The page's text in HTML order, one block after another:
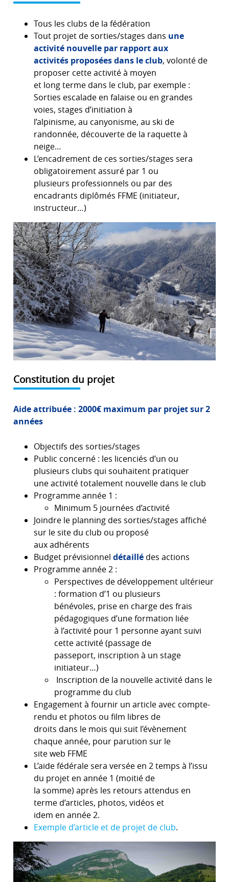
Tous les clubs de la fédération
Tout projet de sorties/stages dans une
activité nouvelle par rapport aux
activités proposées dans le club, volonté de
proposer cette activité à moyen
et long terme dans le club, par exemple :
Sorties escalade en falaise ou en grandes
voies, stages d’initiation à
l’alpinisme, au canyonisme, au ski de
randonnée, découverte de la raquette à
neige…
L’encadrement de ces sorties/stages sera
obligatoirement assuré par 1 ou
plusieurs professionnels ou par des
encadrants diplômés FFME (initiateur,
instructeur…)
Constitution du projet
Aide attribuée : 2000€ maximum par projet sur 2
années
Objectifs des sorties/stages
Public concerné : les licenciés d’un ou
plusieurs clubs qui souhaitent pratiquer
une activité totalement nouvelle dans le club
Programme année 1 :
Minimum 5 journées d’activité
Joindre le planning des sorties/stages affiché
sur le site du club ou proposé
aux adhérents
Budget prévisionnel détaillé des actions
Programme année 2 :
Perspectives de développement ultérieur
: formation d’1 ou plusieurs
bénévoles, prise en charge des frais
pédagogiques d’une formation liée
à l’activité pour 1 personne ayant suivi
cette activité (passage de
passeport, inscription à un stage
initiateur…)
Inscription de la nouvelle activité dans le
programme du club
Engagement à fournir un article avec compte-
rendu et photos ou film libres de
droits dans le mois qui suit l’évènement
chaque année, pour parution sur le
site web FFME
L’aide fédérale sera versée en 2 temps à l’issu
du projet en année 1 (moitié de
la somme) après les retours attendus en
terme d’articles, photos, vidéos et
idem en année 2.
Exemple d’article et de projet de club.